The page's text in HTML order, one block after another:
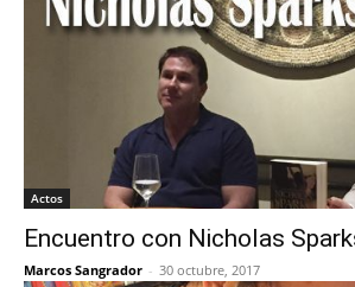
Actos
Encuentro con Nicholas
Marcos Sangrador - 30 octubre, 2017